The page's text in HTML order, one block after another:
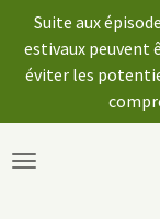
Passer
au
contenu
Suite aux
estivaux peuvent
éviter les